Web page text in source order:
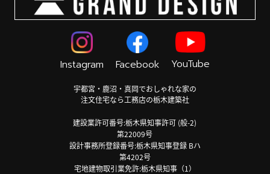
Instagram Facebook YouTube
宇都宮・鹿沼・真岡でおしゃれな家の
注文住宅なら工務店の栃木建築社
建設業許可番号:栃木県知事許可 (般-2)
第22009号
設計事務所登録番号:栃木県知事登録 Bハ
第4202号
宅地建物取引業免許:栃木県知事（1）